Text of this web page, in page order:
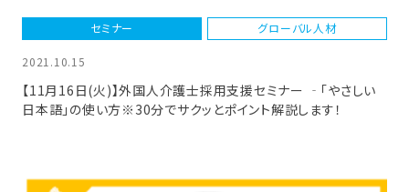
セミナー グローバル人材
2021.10.15
【11月16日(火)】外国人介護士採用支援セミナー ‐「やさしい
日本語」の使い方※30分でサクッとポイント解説します！